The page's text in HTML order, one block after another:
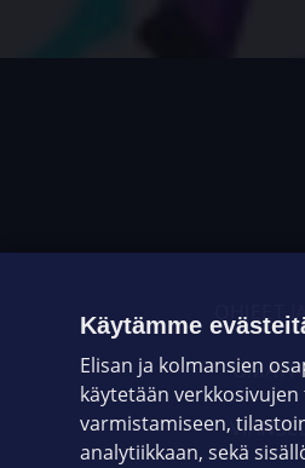
OHJEET
Käytämme
Elisan ja kolmansien
käytetään
varmistamiseen,
analytiikkaan, sekä